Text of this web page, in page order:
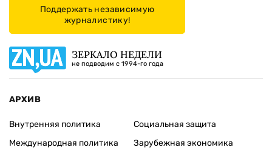
Поддержать независимую
журналистику!
ЗЕРКАЛО НЕДЕЛИ
не подводим с 1994-го года
АРХИВ
Внутренняя политика
Международная политика
Социальная защита
Зарубежная экономика